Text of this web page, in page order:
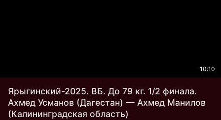
10:10
Ярыгинский-2025. ВБ. До 79 кг. 1/2 финала.
Ахмед Усманов (Дагестан) — Ахмед Манилов
(Калининградская область)